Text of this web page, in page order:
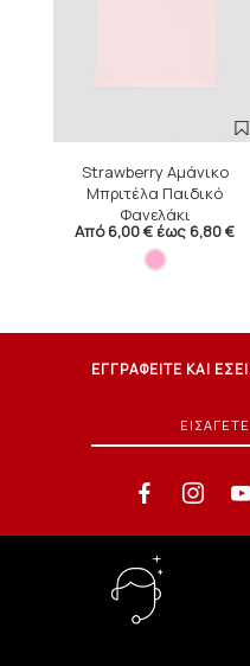
Strawberry Αμάνικο
Μπριτέλα Παιδικό
Φανελάκι
Από 6,00 € έως 6,80 €
ΕΓΓΡΑΦΕΙΤΕ ΚΑΙ